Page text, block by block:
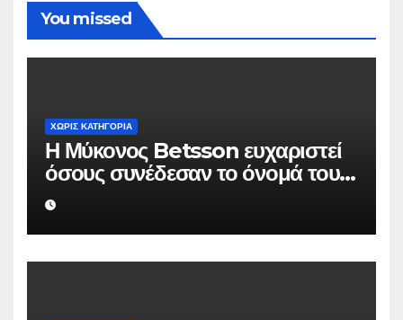
You missed
ΧΩΡΊΣ ΚΑΤΗΓΟΡΊΑ
Η Μύκονος Betsson ευχαριστεί
όσους συνέδεσαν το όνομά τους
με την ιστορική χρονιά